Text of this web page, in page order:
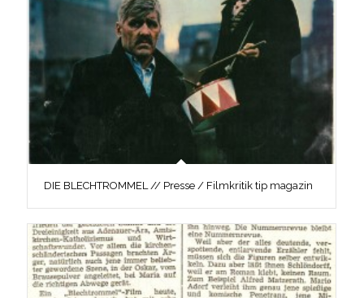
DIE BLECHTROMMEL // Presse / Filmkritik tip magazin